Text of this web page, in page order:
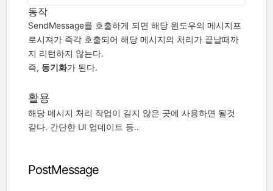
동작
SendMessage를 호출하게 되면 해당 윈도우의 메시지프
로시져가 즉각 호출되어 해당 메시지의 처리가 끝날때까
지 리턴하지 않는다.
즉, 동기화가 된다.
활용
해당 메시지 처리 작업이 길지 않은 곳에 사용하면 될것
같다. 간단한 UI 업데이트 등..
PostMessage